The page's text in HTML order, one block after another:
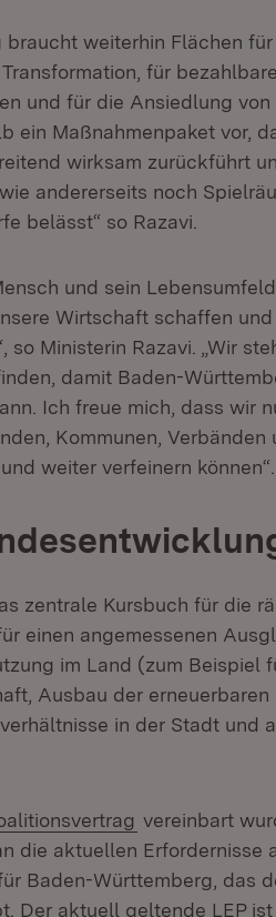
weiterhin Flächen
für
und für die Ansiedlung von
ein Maßnahmenpaket vor,
wirksam zurückführt
andererseits noch
belässt“ so Razavi.
und sein
Wirtschaft schaffen
Ministerin Razavi. „Wir
damit Baden-
Ich freue mich, dass wir
Kommunen, Verbänden
weiter verfeinern können“.
zentrale Kursbuch für die
einen angemessenen
im Land (zum Beispiel
Ausbau der erneuerbaren
in der Stadt und
vereinbart
die aktuellen Erfordernisse
Baden-Württemberg, das
Der aktuell geltende LEP